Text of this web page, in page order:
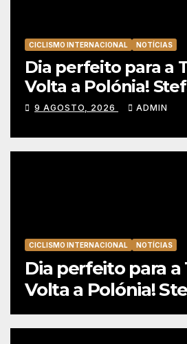
CICLISMO INTERNACIONAL NOTÍCIAS
Dia perfeito para a
Volta a Polónia!
vence contra-
9 AGOSTO, 2026 ADMIN
CICLISMO INTERNACIONAL NOTÍCIAS
Dia perfeito para a
Volta a Polónia!
vence contra-
Brenner revira